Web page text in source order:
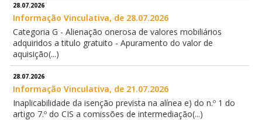
28.07.2026
Informação Vinculativa, de 28.07.2026
Categoria G - Alienação onerosa de valores mobiliários
adquiridos a titulo gratuito - Apuramento do valor de
aquisição(...)
28.07.2026
Informação Vinculativa, de 21.07.2026
Inaplicabilidade da isenção prevista na alínea e) do n.º 1 do
artigo 7.º do CIS a comissões de intermediação(...)